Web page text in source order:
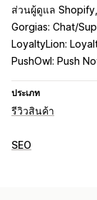
ส่วนผู้ดูแล Shopify
Gorgias: Chat/
LoyaltyLion:
PushOwl: Push
ประเภท
รีวิวสินค้า
ตัวเลือกการแสดงผล
SEO